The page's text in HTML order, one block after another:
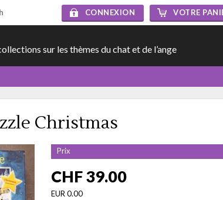
CONNEXION VOTRE
sur les thèmes du chat et de l’ange
Christmas
Prix
CHF 39.00
EUR 0.00